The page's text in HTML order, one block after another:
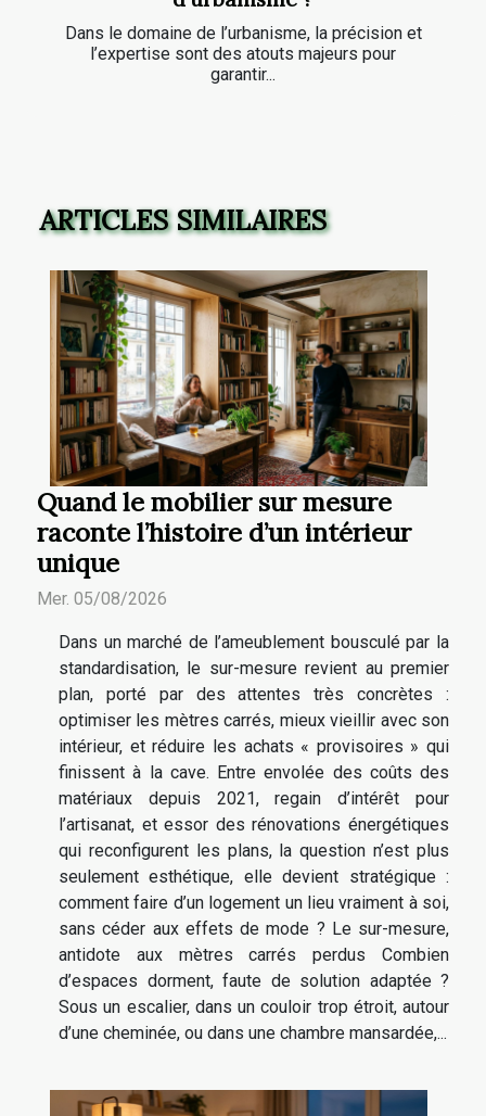
Dans le domaine de l’urbanisme, la précision et
l’expertise sont des atouts majeurs pour
garantir...
ARTICLES SIMILAIRES
Quand le mobilier sur mesure
raconte l’histoire d’un intérieur
unique
Mer. 05/08/2026
Dans un marché de l’ameublement bousculé par la
standardisation, le sur-mesure revient au premier
plan, porté par des attentes très concrètes :
optimiser les mètres carrés, mieux vieillir avec son
intérieur, et réduire les achats « provisoires » qui
finissent à la cave. Entre envolée des coûts des
matériaux depuis 2021, regain d’intérêt pour
l’artisanat, et essor des rénovations énergétiques
qui reconfigurent les plans, la question n’est plus
seulement esthétique, elle devient stratégique :
comment faire d’un logement un lieu vraiment à soi,
sans céder aux effets de mode ? Le sur-mesure,
antidote aux mètres carrés perdus Combien
d’espaces dorment, faute de solution adaptée ?
Sous un escalier, dans un couloir trop étroit, autour
d’une cheminée, ou dans une chambre mansardée,...